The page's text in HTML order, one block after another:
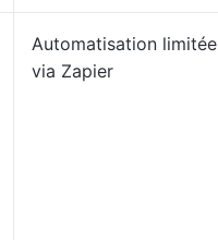
Automatisation limitée
via Zapier